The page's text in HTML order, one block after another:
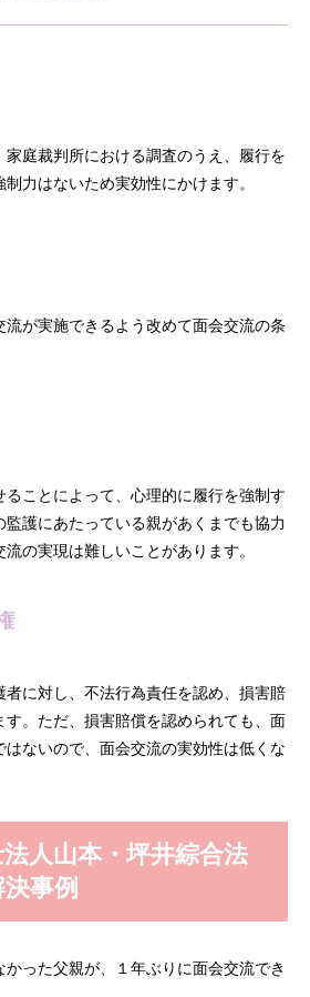
庭裁判所における調査のうえ、履行を
力はないため実効性にかけます。
が実施できるよう改めて面会交流の条
ことによって、心理的に履行を強制す
護にあたっている親があくまでも協力
の実現は難しいことがあります。
に対し、不法行為責任を認め、損害賠
。ただ、損害賠償を認められても、面
ないので、面会交流の実効性は低くな
法人山本・坪井綜合法
事例
った父親が、１年ぶりに面会交流でき